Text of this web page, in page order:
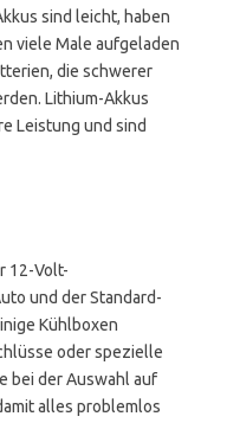
sind leicht, haben
viele Male aufgeladen
die schwerer
Lithium-Akkus
Leistung und sind
12-Volt-
und der Standard-
Kühlboxen
oder spezielle
bei der Auswahl auf
alles problemlos